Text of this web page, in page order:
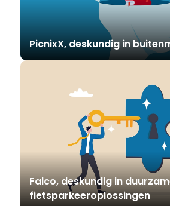
PicnixX, deskundig in
Falco, deskundig in
fietsparkeeroplossingen